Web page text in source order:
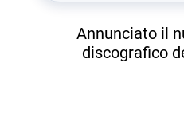
Annunciato il
discografico